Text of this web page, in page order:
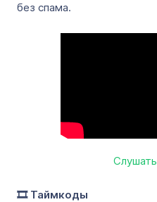
без спама.
🎞️ Таймкоды